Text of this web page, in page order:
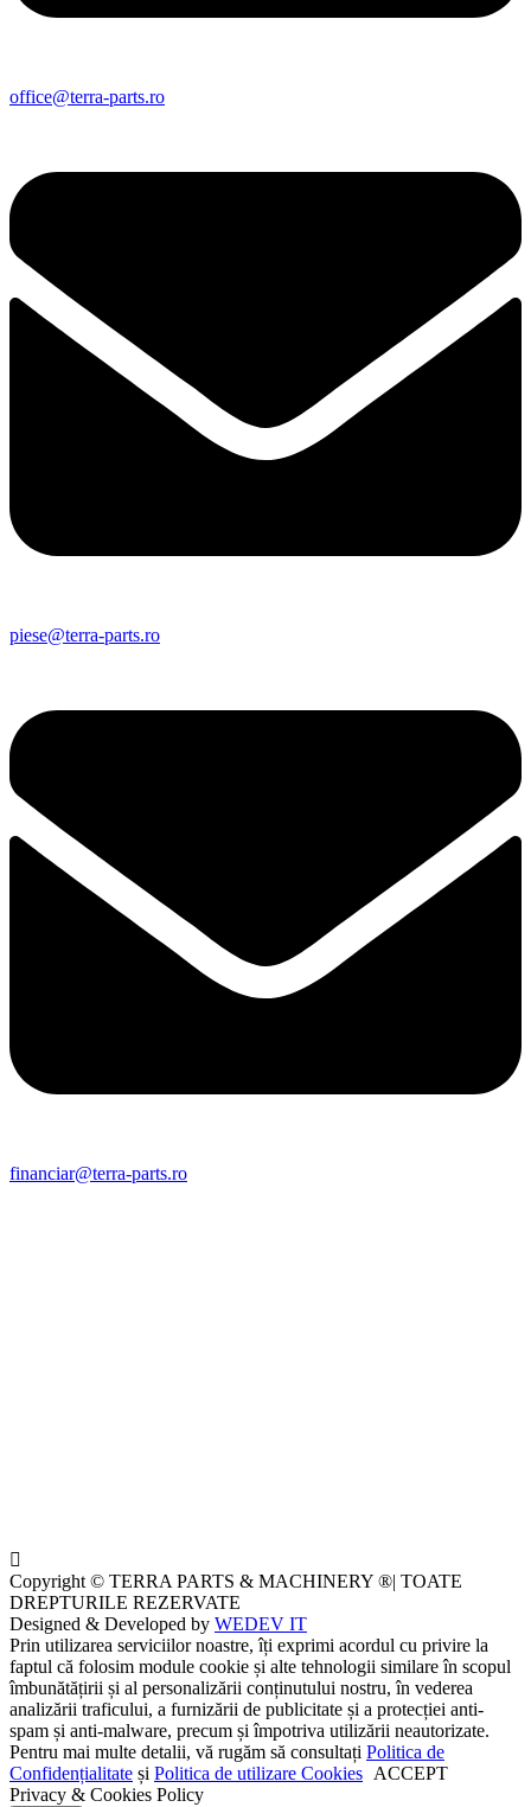
office@terra-parts.ro
piese@terra-parts.ro
financiar@terra-parts.ro
Copyright © TERRA PARTS & MACHINERY ®| TOATE
DREPTURILE REZERVATE
Designed & Developed by WEDEV IT
Prin utilizarea serviciilor noastre, îți exprimi acordul cu privire la
faptul că folosim module cookie și alte tehnologii similare în scopul
îmbunătățirii și al personalizării conținutului nostru, în vederea
analizării traficului, a furnizării de publicitate și a protecției anti-
spam și anti-malware, precum și împotriva utilizării neautorizate.
Pentru mai multe detalii, vă rugăm să consultați Politica de
Confidențialitate și Politica de utilizare Cookies ACCEPT
Privacy & Cookies Policy